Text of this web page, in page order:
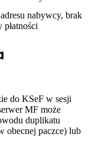
nabywcy, brak
płatności
do KSeF w sesji
MF może
duplikatu
obecnej paczce) lub